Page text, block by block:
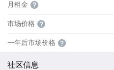
月租金
市场价格
一年后市场价格
社区信息